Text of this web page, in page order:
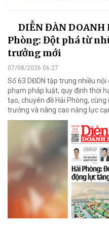
DIỄN ĐÀN DOANH
Phòng: Đột phá từ
trưởng mới
07/08/2026 06:27
Số 63 DĐDN tập trung nhiều
phạm pháp luật, quy định thời
tạo, chuyên đề Hải Phòng,
trưởng và nâng cao năng lực